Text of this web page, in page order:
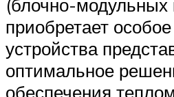
(блочно-модульных
приобретает
устройства
оптимальное
обеспечения